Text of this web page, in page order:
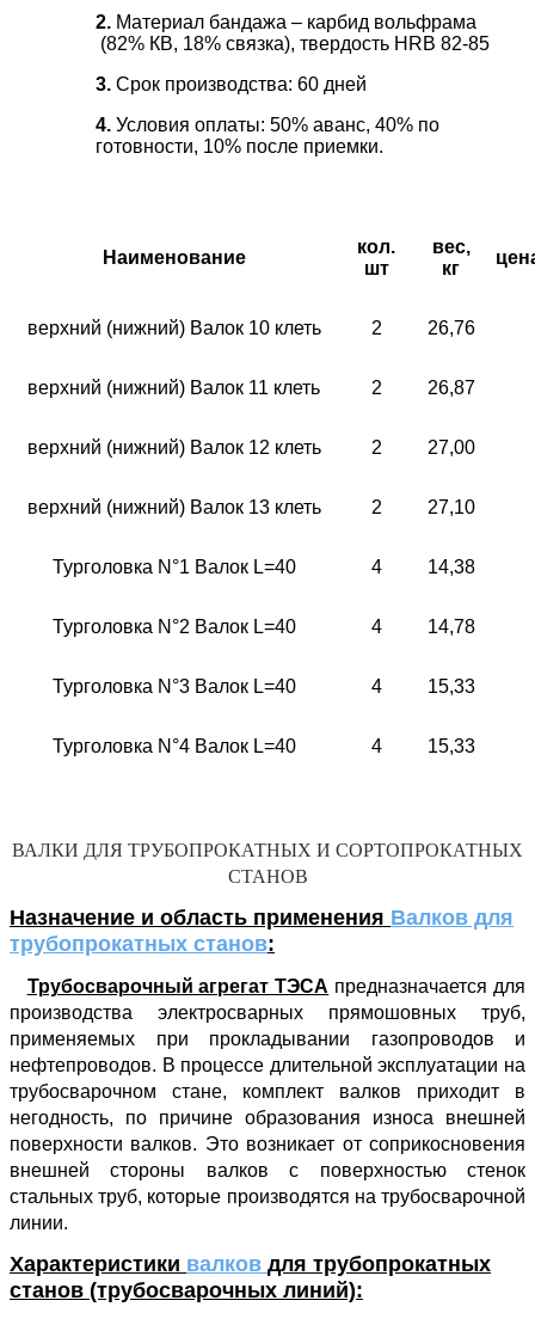
2. Материал бандажа – карбид вольфрама
(82% КВ, 18% связка), твердость HRB 82-85
3. Срок производства: 60 дней
4. Условия оплаты: 50% аванс, 40% по
готовности, 10% после приемки.
Наименование
кол.
шт
вес,
кг
верхний (нижний) Валок 10 клеть 2 26,76
верхний (нижний) Валок 11 клеть 2 26,87
верхний (нижний) Валок 12 клеть 2 27,00
верхний (нижний) Валок 13 клеть 2 27,10
Турголовка N°1 Валок L=40 4 14,38
Турголовка N°2 Валок L=40 4 14,78
Турголовка N°3 Валок L=40 4 15,33
Турголовка N°4 Валок L=40 4 15,33
ВАЛКИ ДЛЯ ТРУБОПРОКАТНЫХ И СОРТОПРОКАТНЫХ
СТАНОВ
Назначение и область применения Валков для
трубопрокатных станов:
Трубосварочный агрегат ТЭСА предназначается для
производства электросварных прямошовных труб,
применяемых при прокладывании газопроводов и
нефтепроводов. В процессе длительной эксплуатации на
трубосварочном стане, комплект валков приходит в
негодность, по причине образования износа внешней
поверхности валков. Это возникает от соприкосновения
внешней стороны валков с поверхностью стенок
стальных труб, которые производятся на трубосварочной
линии.
Характеристики валков для трубопрокатных
станов (трубосварочных линий):